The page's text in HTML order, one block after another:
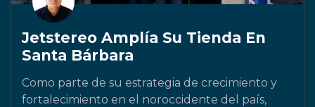
Jetstereo Amplía Su Tienda En
Santa Bárbara
Como parte de su estrategia de crecimiento y
fortalecimiento en el noroccidente del país,